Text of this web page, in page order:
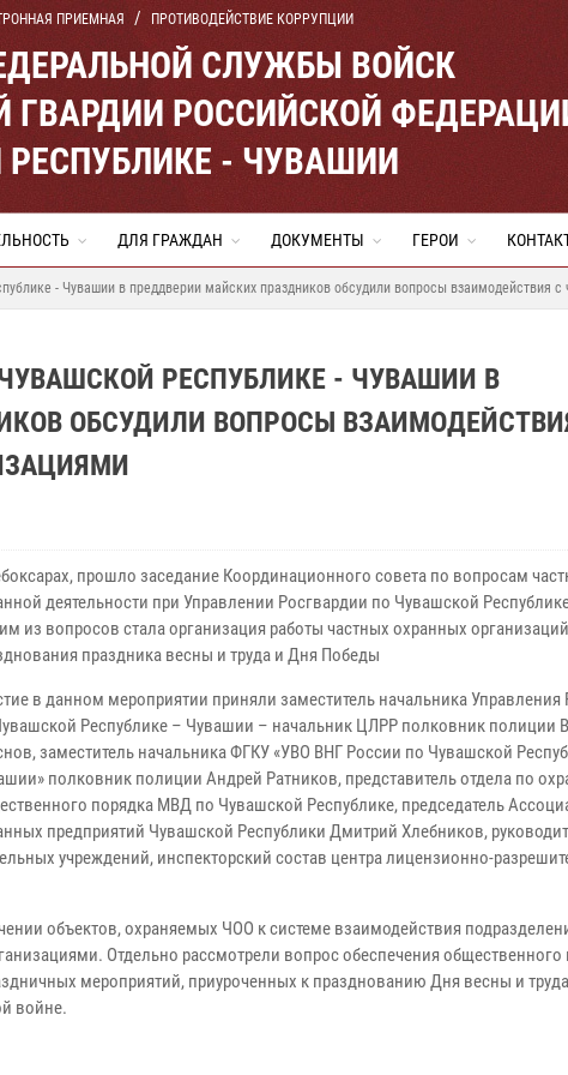
ПРИЕМНАЯ ПРОТИВОДЕЙСТВИЕ КОРРУПЦИИ
СЛУЖБЫ ВОЙСК
ГВАРДИИ РОССИЙСКОЙ
- ЧУВАШИИ
ДЛЯ ГРАЖДАН ДОКУМЕНТЫ ГЕРОИ
- Чувашии в преддверии майских праздников обсудили вопросы взаимодействия
РЕСПУБЛИКЕ - ЧУВАШИИ В
ОБСУДИЛИ ВОПРОСЫ
прошло заседание Координационного совета по вопросам
деятельности при Управлении Росгвардии по Чувашской
из вопросов стала организация работы частных охранных
праздника весны и труда и Дня Победы
в данном мероприятии приняли заместитель начальника Управления
Республике – Чувашии – начальник ЦЛРР полковник полиции
заместитель начальника ФГКУ «УВО ВНГ России по Чувашской
полковник полиции Андрей Ратников, представитель отдела по
порядка МВД по Чувашской Республике, председатель
предприятий Чувашской Республики Дмитрий Хлебников,
учреждений, инспекторский состав центра лицензионно-
объектов, охраняемых ЧОО к системе взаимодействия
Отдельно рассмотрели вопрос обеспечения общественного
мероприятий, приуроченных к празднованию Дня весны и
войне.